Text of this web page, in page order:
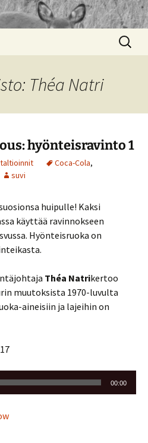
Haku:
Théa Natri
hyönteisravinto 1
Coca-Cola,
suvi
huipulle! Kaksi
käyttää ravinnokseen
Hyönteisruoka on
Théa Natrikertoo
muutoksista 1970-luvulta
aineisiin ja lajeihin on
00:00